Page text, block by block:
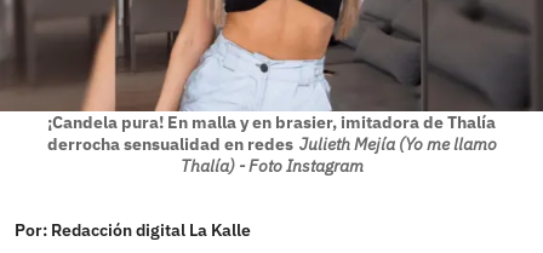
¡Candela pura! En malla y en brasier, imitadora de Thalía
derrocha sensualidad en redes Julieth Mejía (Yo me llamo
Thalía) - Foto Instagram
Por: Redacción digital La Kalle